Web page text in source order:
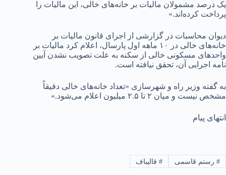
یک درصد مشمولان مالیات بر خانه‌های خالی، این مالیات را
پرداخت کرده‌اند.»
دیوان محاسبات در گزارشی از اجرای قانون مالیات بر
خانه‌های خالی در ۱۰ ماهه اول پارسال، اعلام کرد مالیات بر
واحدهای مسکونی خالی از سکنه به علت تصویب نشدن آیین
نامه اجرایی آن، تحقق نیافته است.
به گفته وزیر راه و شهرسازی «تعداد خانه‌های خالی دقیقاً
مشخص نیست و میان ۲ تا ۲.۵ میلیون اعلام می‌شود.»
انتهای پیام
#رستم قاسمی #قالیباف